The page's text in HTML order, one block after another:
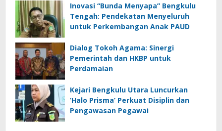
Inovasi “Bunda Menyapa” Bengkulu
Tengah: Pendekatan Menyeluruh
untuk Perkembangan Anak PAUD
Dialog Tokoh Agama: Sinergi
Pemerintah dan HKBP untuk
Perdamaian
Kejari Bengkulu Utara Luncurkan
‘Halo Prisma’ Perkuat Disiplin dan
Pengawasan Pegawai